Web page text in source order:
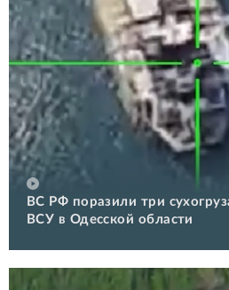
ВС РФ поразили три
ВСУ в Одесской области